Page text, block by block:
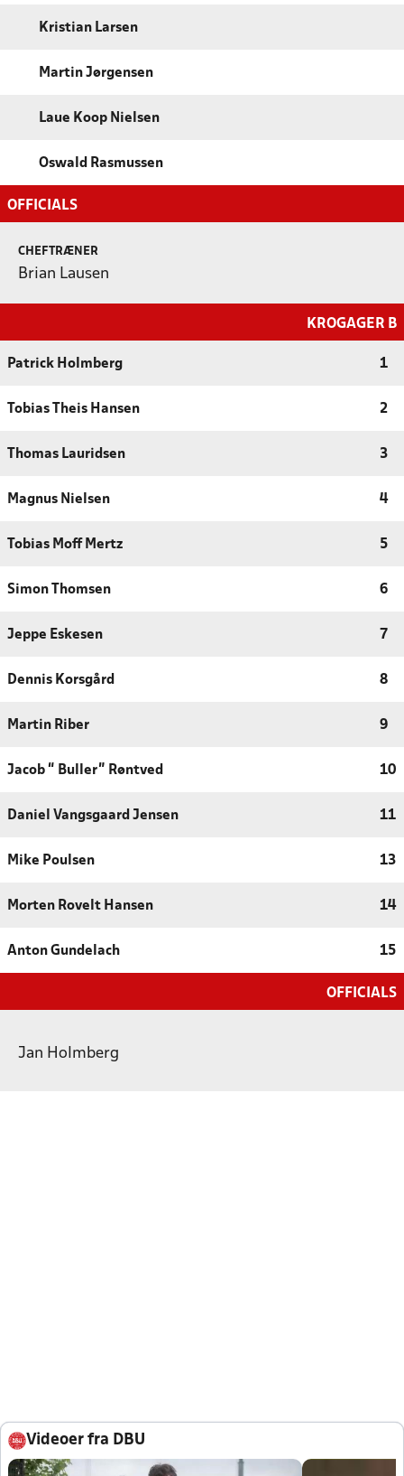
Kristian Larsen
Martin Jørgensen
Laue Koop Nielsen
Oswald Rasmussen
OFFICIALS
CHEFTRÆNER
Brian Lausen
KROGAGER B
Patrick Holmberg 1
Tobias Theis Hansen 2
Thomas Lauridsen 3
Magnus Nielsen 4
Tobias Moff Mertz 5
Simon Thomsen 6
Jeppe Eskesen 7
Dennis Korsgård 8
Martin Riber 9
Jacob “ Buller” Røntved 10
Daniel Vangsgaard Jensen 11
Mike Poulsen 13
Morten Rovelt Hansen 14
Anton Gundelach 15
OFFICIALS
Jan Holmberg
Videoer fra DBU